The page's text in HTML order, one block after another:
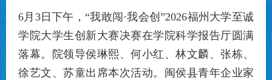
6月3日下午，“我敢闯·我会创”2026福州大学至诚
学院大学生创新大赛决赛在学院科学报告厅圆满
落幕。院领导侯琳熙、何小红、林文麟、张栋、
徐艺文、苏童出席本次活动。闽侯县青年企业家